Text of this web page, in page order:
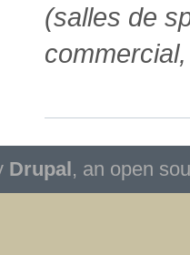
(salles de
Drupal, an open